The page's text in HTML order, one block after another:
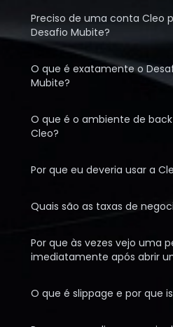
Preciso de uma conta Cleo
Desafio Mubite?
O que é exatamente o
Mubite?
O que é o ambiente de
Cleo?
Por que eu deveria usar a
Quais são as taxas de
Por que às vezes vejo uma
imediatamente após abrir
O que é slippage e por que